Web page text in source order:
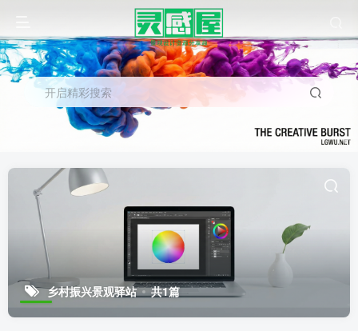
开启精彩搜索
乡村振兴景观驿站 共1篇